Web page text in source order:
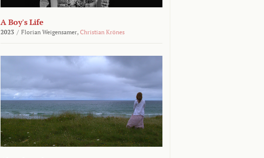
A Boy's Life
2023 / Florian Weigensamer, Christian Krönes